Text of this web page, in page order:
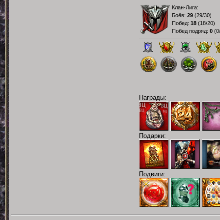
Клан-Лига:
Боёв: 29 (29/30)
Побед: 18 (18/20)
Побед подряд: 0 (
Награды:
Подарки:
Подвиги: